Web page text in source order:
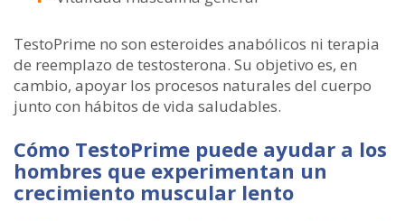
TestoPrime no son esteroides anabólicos ni terapia
de reemplazo de testosterona. Su objetivo es, en
cambio, apoyar los procesos naturales del cuerpo
junto con hábitos de vida saludables.
Cómo TestoPrime puede ayudar a los
hombres que experimentan un
crecimiento muscular lento